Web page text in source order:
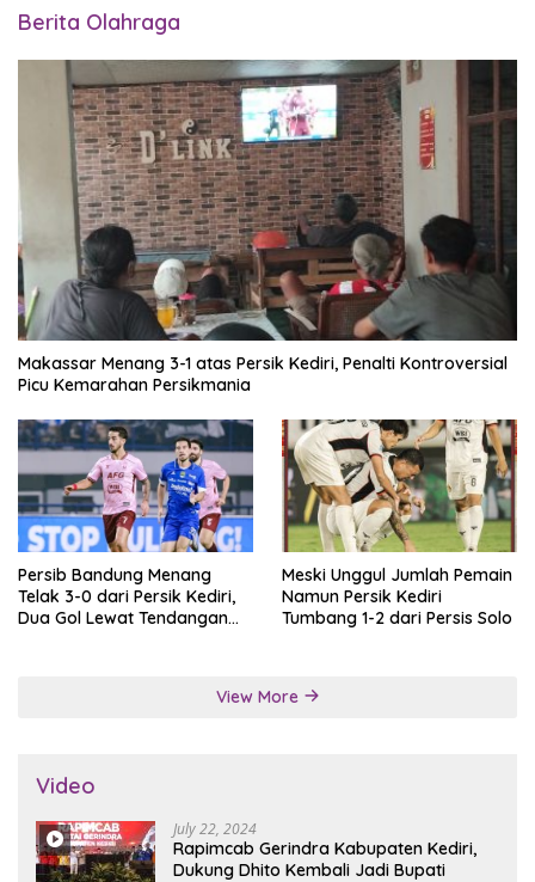
Berita Olahraga
Makassar Menang 3-1 atas Persik Kediri, Penalti Kontroversial
Picu Kemarahan Persikmania
Persib Bandung Menang
Telak 3-0 dari Persik Kediri,
Dua Gol Lewat Tendangan
Meski Unggul Jumlah Pemain
Namun Persik Kediri
Tumbang 1-2 dari Persis Solo
View More
Video
July 22, 2024
Rapimcab Gerindra Kabupaten Kediri,
Dukung Dhito Kembali Jadi Bupati